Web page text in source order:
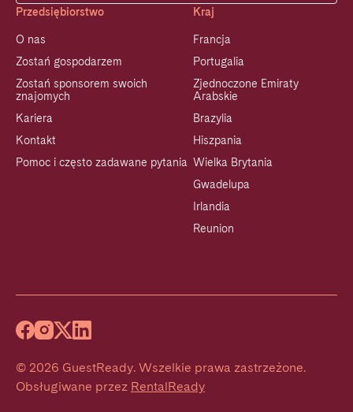
Przedsiębiorstwo
O nas
Zostań gospodarzem
Zostań sponsorem swoich
znajomych
Kariera
Kontakt
Pomoc i często zadawane pytania
Kraj
Francja
Portugalia
Zjednoczone Emiraty
Arabskie
Brazylia
Hiszpania
Wielka Brytania
Gwadelupa
Irlandia
Reunion
© 2026 GuestReady. Wszelkie prawa zastrzeżone.
Obsługiwane przez RentalReady